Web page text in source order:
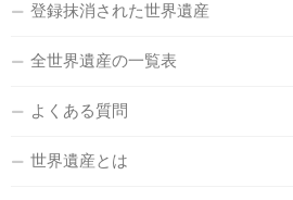
登録抹消された世界遺産
全世界遺産の一覧表
よくある質問
世界遺産とは